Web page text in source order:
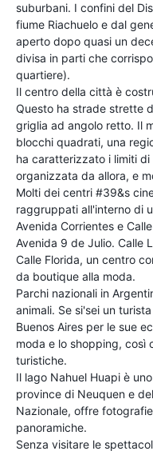
suburbani. I confini del
fiume Riachuelo e dal
aperto dopo quasi un
divisa in parti che
quartiere).
Il centro della città è
Questo ha strade strette
griglia ad angolo retto. Il
blocchi quadrati, una
ha caratterizzato i limiti
organizzata da allora, e
Molti dei centri #39&s
raggruppati all'interno di
Avenida Corrientes e
Avenida 9 de Julio. Calle
Calle Florida, un centro
da boutique alla moda.
Parchi nazionali in
animali. Se si'sei un
Buenos Aires per le sue
moda e lo shopping, così
turistiche.
Il lago Nahuel Huapi è
province di Neuquen e
Nazionale, offre
panoramiche.
Senza visitare le